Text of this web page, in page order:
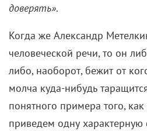
доверять».
Когда же Александр
человеческой речи, то он
либо, наоборот, бежит от
молча куда-нибудь
понятного примера того, как
приведем одну характерную